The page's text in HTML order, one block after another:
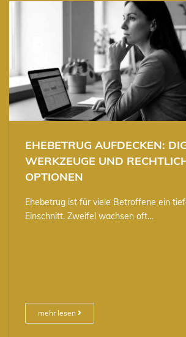
EHEBETRUG AUFDECKEN:
WERKZEUGE UND
OPTIONEN
Ehebetrug ist für viele Betroffene ein
Einschnitt. Zweifel wachsen oft…
mehr lesen